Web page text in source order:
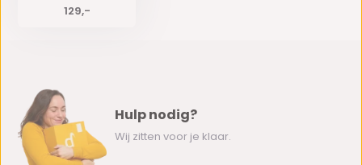
129,-
Hulp nodig?
Wij zitten voor je klaar.